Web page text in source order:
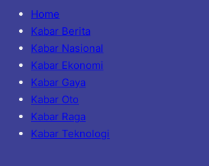
Home
Kabar Berita
Kabar Nasional
Kabar Ekonomi
Kabar Gaya
Kabar Oto
Kabar Raga
Kabar Teknologi